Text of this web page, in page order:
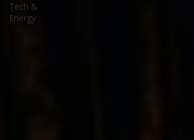
Tech &
Energy